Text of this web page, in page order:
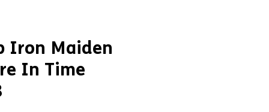
Iron Maiden
In Time